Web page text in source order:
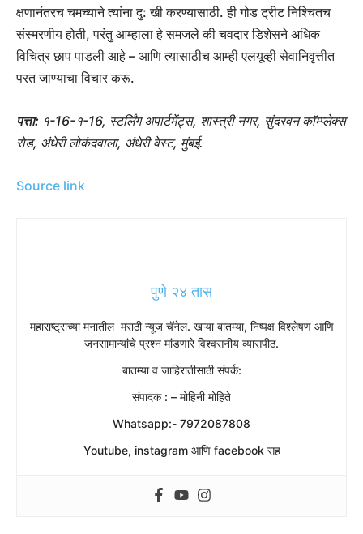
क्षणानंतरच चमच्याने त्यांना दु: खी करण्यासाठी. ही गोड ट्रीट निश्चितच
संस्मरणीय होती, परंतु आम्हाला हे समजले की चवदार डिशेसने अधिक
विचित्र छाप पाडली आहे – आणि त्यासाठीच आम्ही एलयूव्ही सेवानिवृत्तीत
परत जाण्याचा विचार करू.
पत्ता: १-16-१-16, स्टर्लिंग अपार्टमेंट्स, शास्त्री नगर, सुंदरवन कॉम्प्लेक्स
रोड, अंधेरी लोकंदवाला, अंधेरी वेस्ट, मुंबई.
Source link
पुणे २४ तास
महाराष्ट्राच्या मनातील मराठी न्यूज चॅनेल. खऱ्या बातम्या, निष्पक्ष विश्लेषण आणि
जनसामान्यांचे प्रश्न मांडणारे विश्वसनीय व्यासपीठ.
बातम्या व जाहिरातीसाठी संपर्क:
संपादक : – मोहिनी मोहिते
Whatsapp:- 7972087808
Youtube, instagram आणि facebook सह